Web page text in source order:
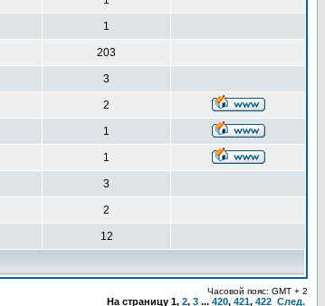
1
203
3
2
1
1
3
2
12
Часовой пояс: GMT + 2
На страницу 1, 2, 3 ... 420, 421, 422 След.